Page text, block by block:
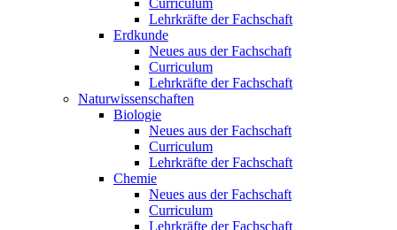
Lehrkräfte der Fachschaft
Erdkunde
Neues aus der Fachschaft
Curriculum
Lehrkräfte der Fachschaft
Naturwissenschaften
Biologie
Neues aus der Fachschaft
Curriculum
Lehrkräfte der Fachschaft
Chemie
Neues aus der Fachschaft
Curriculum
Lehrkräfte der Fachschaft